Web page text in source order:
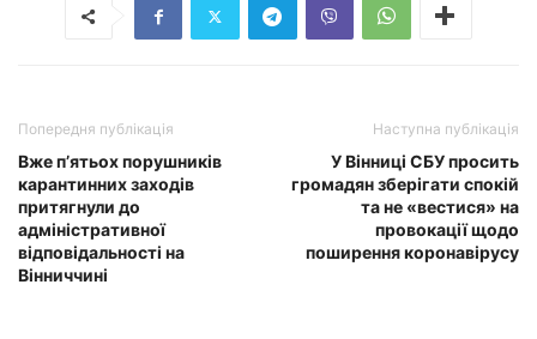
Попередня публікація
Вже п’ятьох порушників
карантинних заходів
притягнули до
адміністративної
відповідальності на
Вінниччині
Наступна публікація
У Вінниці СБУ просить
громадян зберігати спокій
та не «вестися» на
провокації щодо
поширення коронавірусу